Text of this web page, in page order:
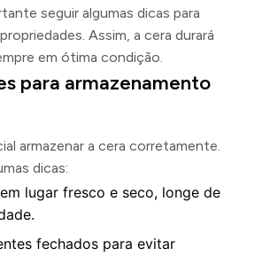
seguir algumas dicas para
Assim, a cera durará
em ótima condição.
para armazenamento
armazenar a cera corretamente.
dicas:
lugar fresco e seco, longe de
fechados para evitar